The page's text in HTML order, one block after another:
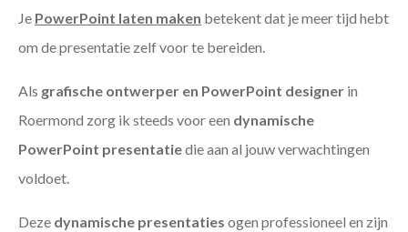
Je PowerPoint laten maken betekent dat je meer tijd hebt
om de presentatie zelf voor te bereiden.
Als grafische ontwerper en PowerPoint designer in
Roermond zorg ik steeds voor een dynamische
PowerPoint presentatiedie aan al jouw verwachtingen
voldoet.
Deze dynamische presentaties ogen professioneel en zijn